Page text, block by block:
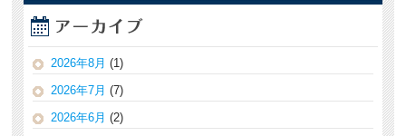
2026年8月 (1)
2026年7月 (7)
2026年6月 (2)